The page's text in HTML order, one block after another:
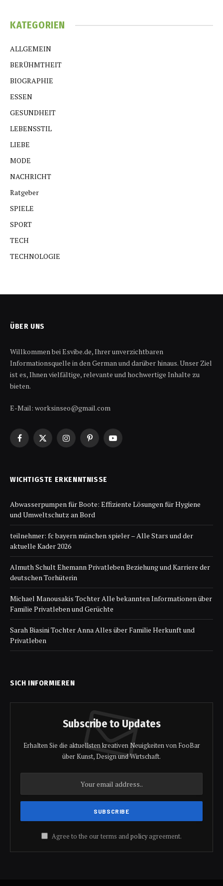
KATEGORIEN
ALLGEMEIN
BERÜHMTHEIT
BIOGRAPHIE
ESSEN
GESUNDHEIT
LEBENSSTIL
LIEBE
MODE
NACHRICHT
Ratgeber
SPIELE
SPORT
TECH
TECHNOLOGIE
ÜBER UNS
Willkommen bei Esvibe.de, Ihrer unverzichtbaren
Informationsquelle in den German und darüber hinaus. Unser Ziel
ist es, Ihnen vielfältige, relevante und hochwertige Inhalte zu
bieten.
E-Mail: worksinseo@gmail.com
Facebook
X
InstagramPinterestYouTube
WICHTIGSTE ERKENNTNISSE
Abwasserpumpen für Boote: Effiziente Lösungen für Hygiene
und Umweltschutz an Bord
teilnehmer: fc bayern münchen spieler – Alle Stars und der
aktuelle Kader 2026
Almuth Schult Ehemann Privatleben Beziehung und Karriere der
deutschen Torhüterin
Michael Manousakis Tochter Alle bekannten Informationen über
Familie Privatleben und Gerüchte
Sarah Biasini Tochter Anna Alles über Familie Herkunft und
Privatleben
SICH INFORMIEREN
Subscribe to Updates
Erhalten Sie die aktuellsten kreativen Neuigkeiten von FooBar
über Kunst, Design und Wirtschaft.
Agree to the our terms andpolicyagreement.